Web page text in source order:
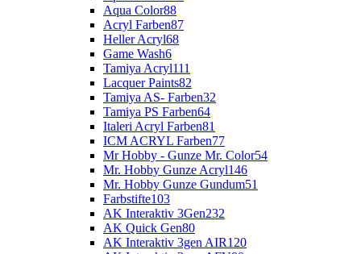
Aqua Color88
Acryl Farben87
Heller Acryl68
Game Wash6
Tamiya Acryl111
Lacquer Paints82
Tamiya AS- Farben32
Tamiya PS Farben64
Italeri Acryl Farben81
ICM ACRYL Farben77
Mr Hobby - Gunze Mr. Color54
Mr. Hobby Gunze Acryl146
Mr. Hobby Gunze Gundum51
Farbstifte103
AK Interaktiv 3Gen232
AK Quick Gen80
AK Interaktiv 3gen AIR120